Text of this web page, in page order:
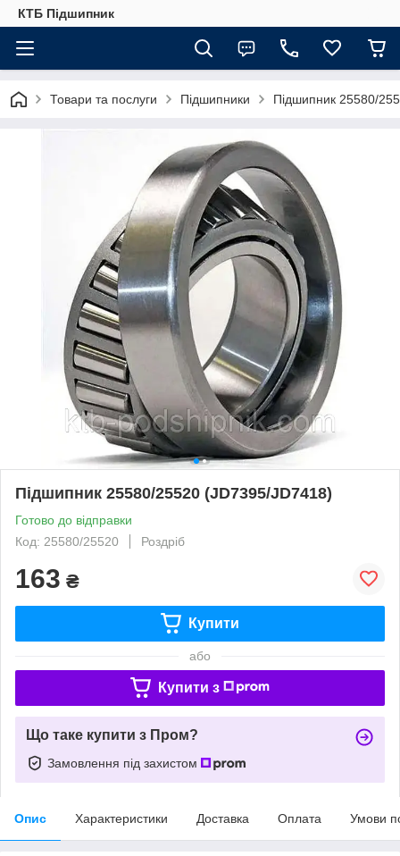
КТБ Підшипник
Товари та послуги Підшипники Підшипник 25580/
Підшипник 25580/25520 (JD7395/JD7418)
Готово до відправки
Код: 25580/25520
Роздріб
163 ₴
Купити
або
Купити з
Що таке купити з Пром?
Замовлення під захистом
Опис Характеристики Доставка Оплата Умови